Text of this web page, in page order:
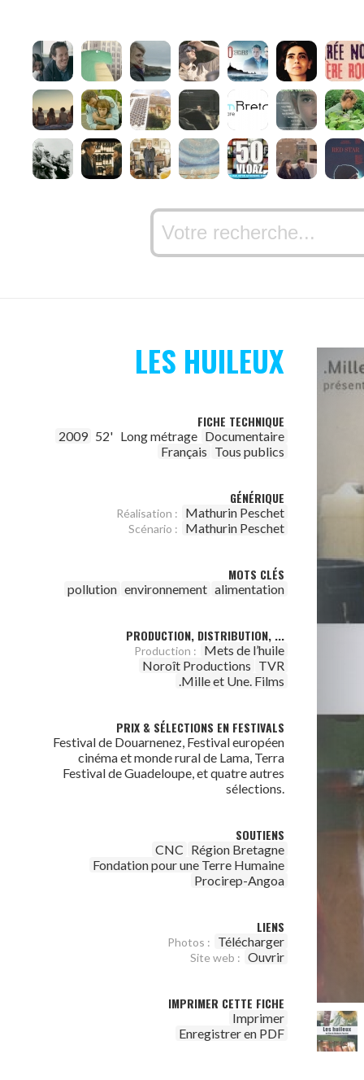
LES HUILEUX
FICHE TECHNIQUE
2009 52' Long métrage Documentaire
Français Tous publics
GÉNÉRIQUE
Réalisation : Mathurin Peschet
Scénario : Mathurin Peschet
MOTS CLÉS
pollution environnement alimentation
PRODUCTION, DISTRIBUTION, ...
Production :
Mets de l’huile
Noroît Productions TVR
.Mille et Une. Films
PRIX & SÉLECTIONS EN FESTIVALS
Festival de Douarnenez, Festival européen
cinéma et monde rural de Lama, Terra
Festival de Guadeloupe, et quatre autres
sélections.
SOUTIENS
CNC Région Bretagne
Fondation pour une Terre Humaine
Procirep-Angoa
LIENS
Photos : Télécharger
Site web : Ouvrir
IMPRIMER CETTE FICHE
Imprimer
Enregistrer en PDF